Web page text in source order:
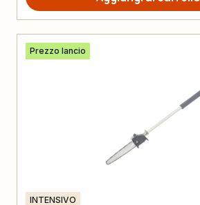
Prezzo lancio
INTENSIVO